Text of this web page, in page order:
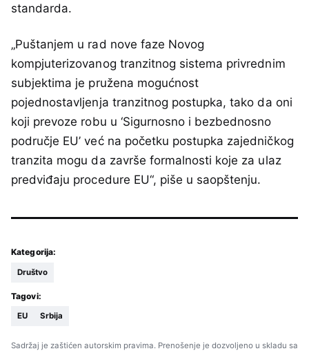
standarda.
„Puštanjem u rad nove faze Novog
kompjuterizovanog tranzitnog sistema privrednim
subjektima je pružena mogućnost
pojednostavljenja tranzitnog postupka, tako da oni
koji prevoze robu u ‘Sigurnosno i bezbednosno
područje EU’ već na početku postupka zajedničkog
tranzita mogu da završe formalnosti koje za ulaz
predviđaju procedure EU“, piše u saopštenju.
Kategorija:
Društvo
Tagovi:
EU Srbija
Sadržaj je zaštićen autorskim pravima. Prenošenje je dozvoljeno u skladu sa